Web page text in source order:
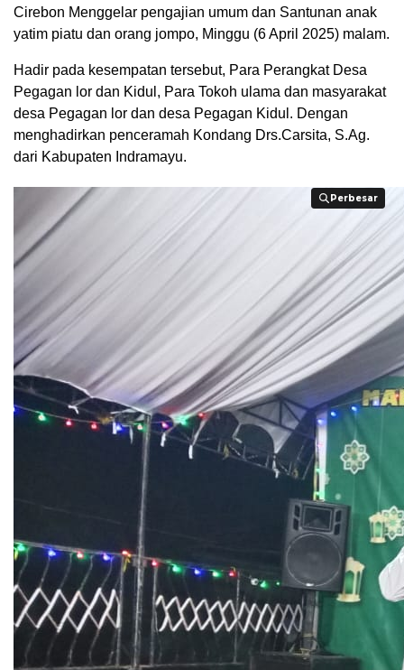
Cirebon Menggelar pengajian umum dan Santunan anak
yatim piatu dan orang jompo, Minggu (6 April 2025) malam.
Hadir pada kesempatan tersebut, Para Perangkat Desa
Pegagan lor dan Kidul, Para Tokoh ulama dan masyarakat
desa Pegagan lor dan desa Pegagan Kidul. Dengan
menghadirkan penceramah Kondang Drs.Carsita, S.Ag.
dari Kabupaten Indramayu.
Perbesar
Perbesar